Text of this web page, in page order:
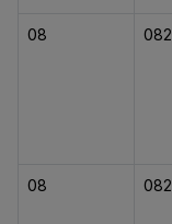
08 082
08 082